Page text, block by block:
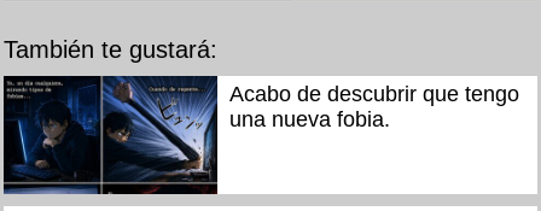
También te gustará:
Acabo de descubrir que tengo
una nueva fobia.